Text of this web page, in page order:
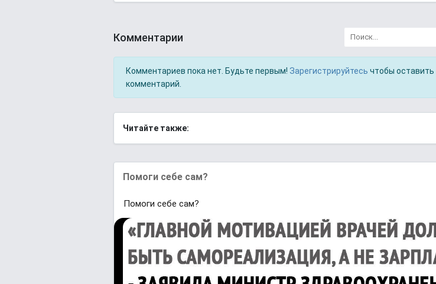
Комментарии
Комментариев пока нет. Будьте первым! Зарегистрируйтесь чтобы оставить
комментарий.
Читайте также:
Помоги себе сам?
Помоги себе сам?